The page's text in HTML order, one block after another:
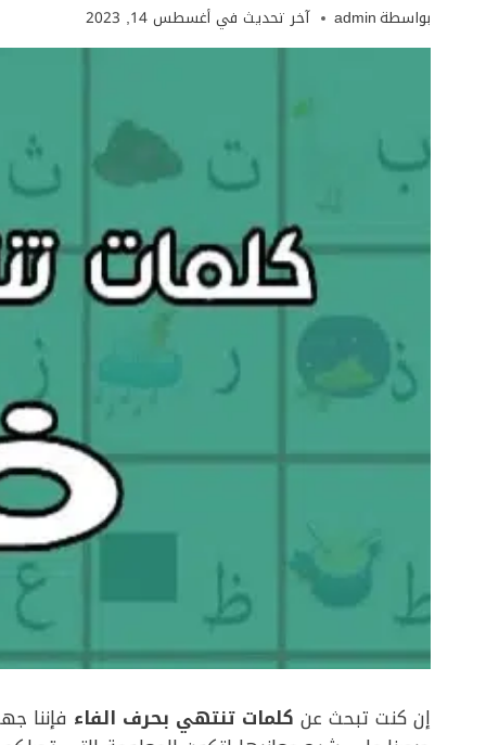
بواسطةadmin آخر تحديث في أغسطس 14, 2023
إن كنت تبحث عن كلمات تنتهي بحرف الفاء فإننا